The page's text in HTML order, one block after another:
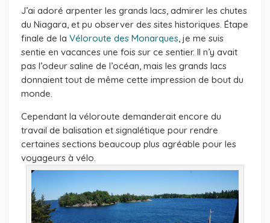
J’ai adoré arpenter les grands lacs, admirer les chutes
du Niagara, et pu observer des sites historiques. Étape
finale de la Véloroute des Monarques, je me suis
sentie en vacances une fois sur ce sentier. Il n’y avait
pas l’odeur saline de l’océan, mais les grands lacs
donnaient tout de même cette impression de bout du
monde.
Cependant la véloroute demanderait encore du
travail de balisation et signalétique pour rendre
certaines sections beaucoup plus agréable pour les
voyageurs à vélo.